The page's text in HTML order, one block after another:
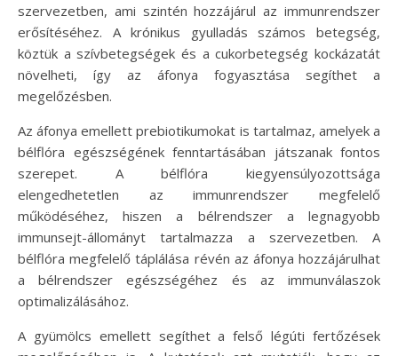
szervezetben, ami szintén hozzájárul az immunrendszer
erősítéséhez. A krónikus gyulladás számos betegség,
köztük a szívbetegségek és a cukorbetegség kockázatát
növelheti, így az áfonya fogyasztása segíthet a
megelőzésben.
Az áfonya emellett prebiotikumokat is tartalmaz, amelyek a
bélflóra egészségének fenntartásában játszanak fontos
szerepet. A bélflóra kiegyensúlyozottsága
elengedhetetlen az immunrendszer megfelelő
működéséhez, hiszen a bélrendszer a legnagyobb
immunsejt-állományt tartalmazza a szervezetben. A
bélflóra megfelelő táplálása révén az áfonya hozzájárulhat
a bélrendszer egészségéhez és az immunválaszok
optimalizálásához.
A gyümölcs emellett segíthet a felső légúti fertőzések